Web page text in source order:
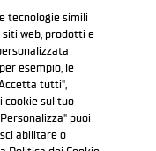
tecnologie simili
web, prodotti e
esempio, le
tutti",
cookie sul tuo
puoi
abilitare o